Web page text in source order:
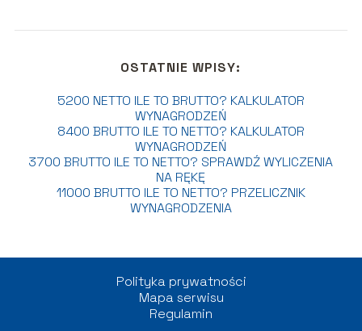
OSTATNIE WPISY:
5200 NETTO ILE TO BRUTTO? KALKULATOR
WYNAGRODZEŃ
8400 BRUTTO ILE TO NETTO? KALKULATOR
WYNAGRODZEŃ
3700 BRUTTO ILE TO NETTO? SPRAWDŹ WYLICZENIA
NA RĘKĘ
11000 BRUTTO ILE TO NETTO? PRZELICZNIK
WYNAGRODZENIA
Polityka prywatności
Mapa serwisu
Regulamin